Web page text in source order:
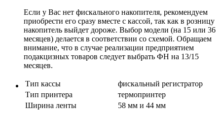
Если у Вас нет фискального накопителя, рекомендуем
приобрести его сразу вместе с кассой, так как в розницу
накопитель выйдет дороже. Выбор модели (на 15 или 36
месяцев) делается в соответствии со схемой. Обращаем
внимание, что в случае реализации предприятием
подакцизных товаров следует выбрать ФН на 13/15
месяцев.
Тип кассы
фискальный регистратор
Тип принтера
термопринтер
Ширина ленты
58 мм и 44 мм